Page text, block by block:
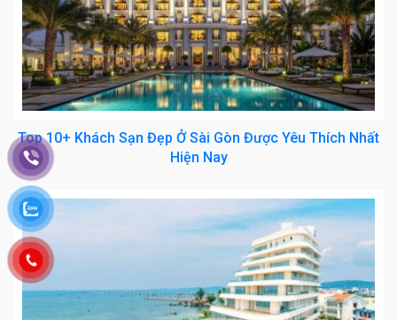
Top 10+ Khách Sạn Đẹp Ở Sài Gòn Được Yêu Thích Nhất
Hiện Nay